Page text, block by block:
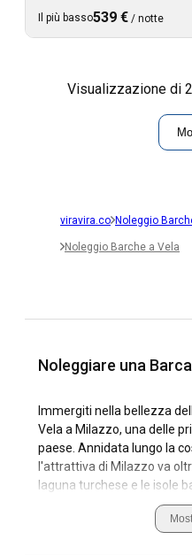
Il più basso539 € / notte
Visualizzazione di
viravira.co Noleggio
Noleggio Barche a Vela
Noleggiare una
Immergiti nella bellezza
Vela a Milazzo, una delle
paese. Annidata lungo la
l'attrattiva di Milazzo va
laguna turchese e le isole
ricchezza culturale
labirinto di strade